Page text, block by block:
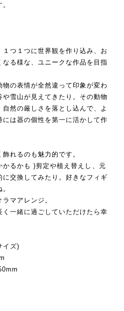
つ１つに世界観を作り込み、お
る様な、ユニークな作品を目指
の表情が全然違って印象が変わ
雪山が見えてきたり。その動物
然の厳しさを落とし込んで、よ
は器の個性を第一に活かして作
れるのも魅力的です。
るかも )剪定や植え替えし、元
交換してみたり。好きなフィギ
マアレンジ。
く一緒に過ごしていただけたら幸
イズ)